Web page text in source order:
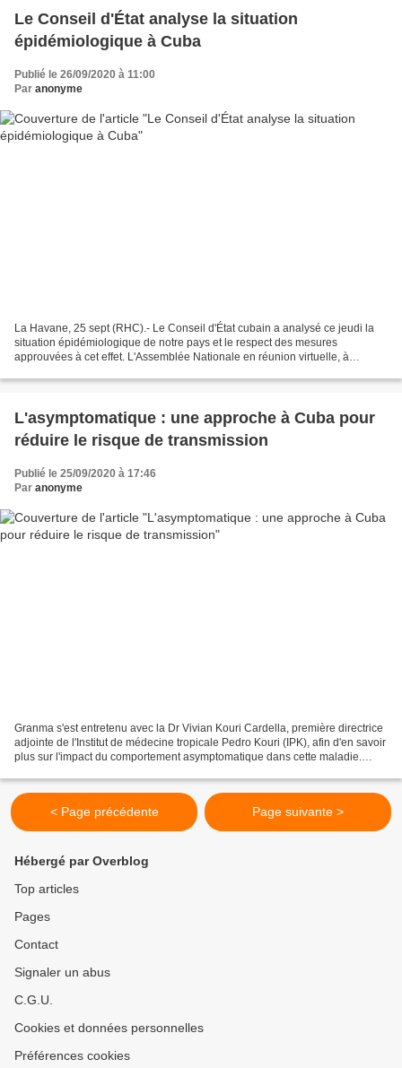
Le Conseil d'État analyse la situation
épidémiologique à Cuba
Publié le 26/09/2020 à 11:00
Par anonyme
La Havane, 25 sept (RHC).- Le Conseil d'État cubain a analysé ce jeudi la
situation épidémiologique de notre pays et le respect des mesures
approuvées à cet effet. L'Assemblée Nationale en réunion virtuelle, à
L'asymptomatique : une approche à Cuba pour
réduire le risque de transmission
Publié le 25/09/2020 à 17:46
Par anonyme
Granma s'est entretenu avec la Dr Vivian Kouri Cardella, première directrice
adjointe de l'Institut de médecine tropicale Pedro Kouri (IPK), afin d'en savoir
plus sur l'impact du comportement asymptomatique dans cette maladie.
< Page précédente Page suivante >
Hébergé par Overblog
Top articles
Pages
Contact
Signaler un abus
C.G.U.
Cookies et données personnelles
Préférences cookies